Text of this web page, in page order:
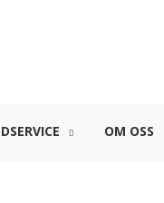
OM OSS